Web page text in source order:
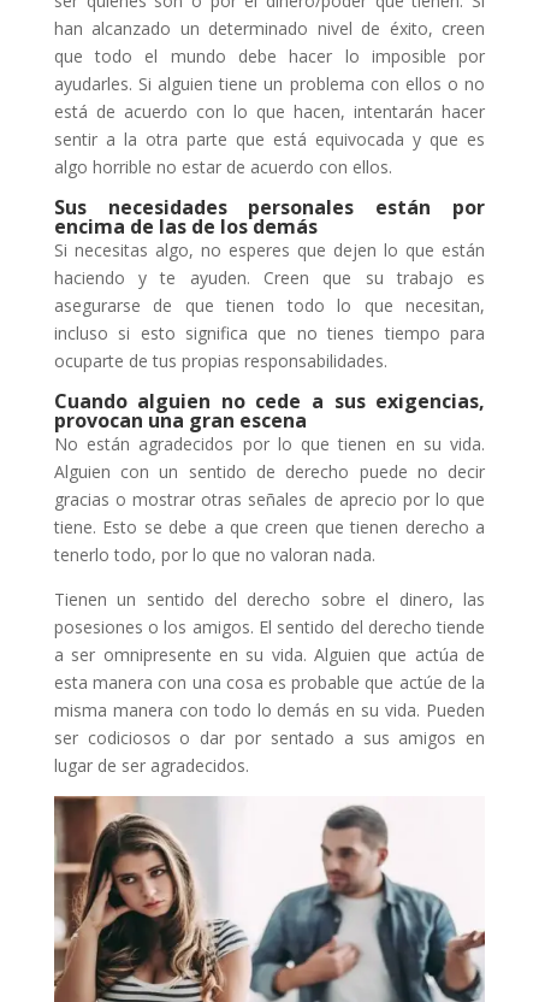
han alcanzado un determinado nivel de éxito, creen
que todo el mundo debe hacer lo imposible por
ayudarles. Si alguien tiene un problema con ellos o no
está de acuerdo con lo que hacen, intentarán hacer
sentir a la otra parte que está equivocada y que es
algo horrible no estar de acuerdo con ellos.
Sus necesidades personales están por
encima de las de los demás
Si necesitas algo, no esperes que dejen lo que están
haciendo y te ayuden. Creen que su trabajo es
asegurarse de que tienen todo lo que necesitan,
incluso si esto significa que no tienes tiempo para
ocuparte de tus propias responsabilidades.
Cuando alguien no cede a sus exigencias,
provocan una gran escena
No están agradecidos por lo que tienen en su vida.
Alguien con un sentido de derecho puede no decir
gracias o mostrar otras señales de aprecio por lo que
tiene. Esto se debe a que creen que tienen derecho a
tenerlo todo, por lo que no valoran nada.
Tienen un sentido del derecho sobre el dinero, las
posesiones o los amigos. El sentido del derecho tiende
a ser omnipresente en su vida. Alguien que actúa de
esta manera con una cosa es probable que actúe de la
misma manera con todo lo demás en su vida. Pueden
ser codiciosos o dar por sentado a sus amigos en
lugar de ser agradecidos.